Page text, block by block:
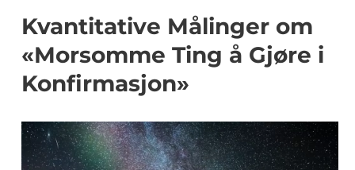
Kvantitative Målinger om
«Morsomme Ting å Gjøre i
Konfirmasjon»